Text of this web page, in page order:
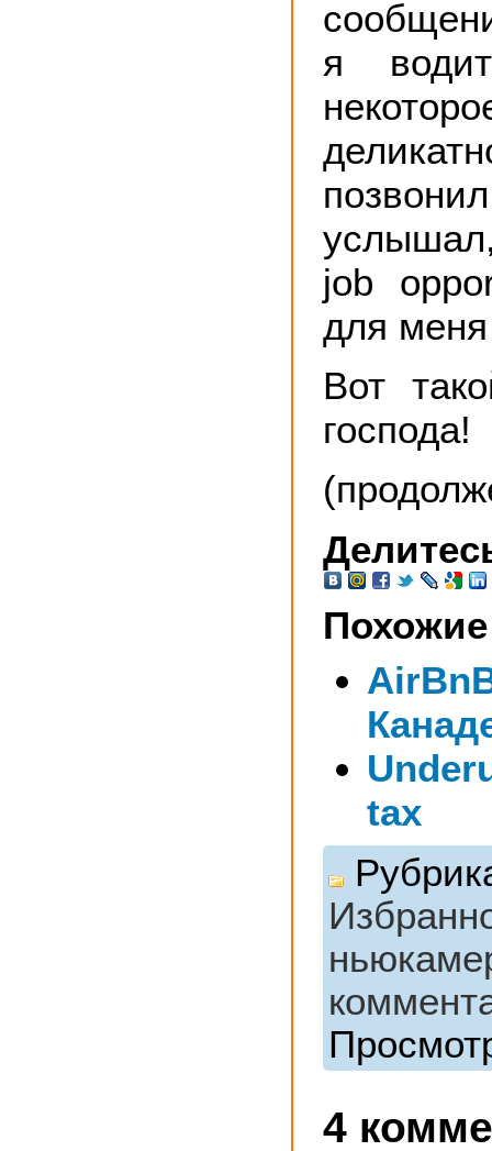
я
job
для
Вот
господа!
tax
4